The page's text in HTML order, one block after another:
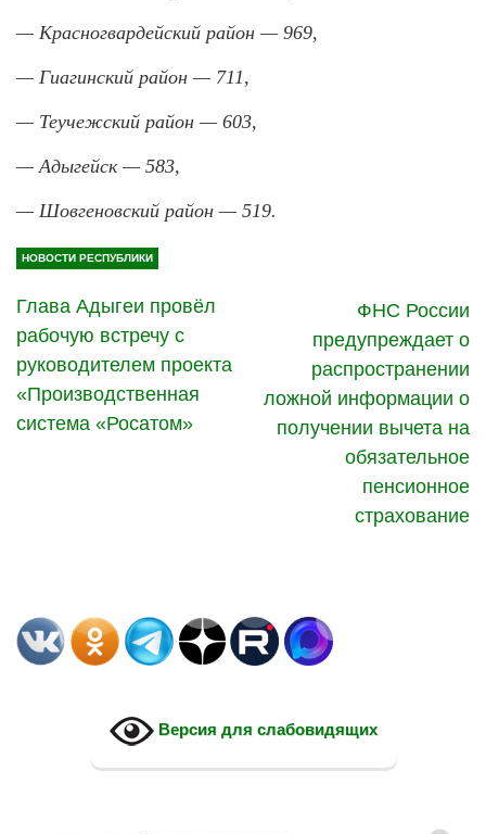
— Красногвардейский район — 969,
— Гиагинский район — 711,
— Теучежский район — 603,
— Адыгейск — 583,
— Шовгеновский район — 519.
НОВОСТИ РЕСПУБЛИКИ
Глава Адыгеи провёл
рабочую встречу с
руководителем проекта
«Производственная
система «Росатом»
ФНС России
предупреждает о
распространении
ложной информации о
получении вычета на
обязательное
пенсионное
страхование
Версия для слабовидящих